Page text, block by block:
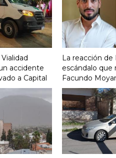
accidente
a Capital
La reacción de
escándalo que
Facundo